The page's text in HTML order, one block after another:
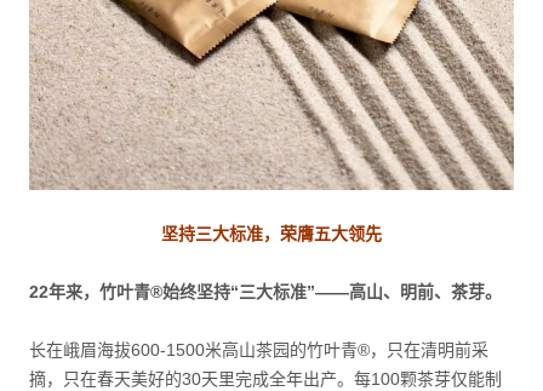
坚持三大标准，荣膺五大领先
22年来，竹叶青®始终坚持“三大标准”——高山、明前、茶芽。
长在峨眉海拔600-1500米高山茶园的竹叶青®，只在清明前采
摘，只在春天美好的30天里完成全年出产。每100颗茶芽仅能制